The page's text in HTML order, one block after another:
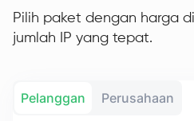
Pilih paket dengan harga
jumlah IP yang tepat.
Pelanggan Perusahaan